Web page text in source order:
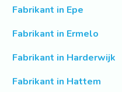
Fabrikant in Epe
Fabrikant in Ermelo
Fabrikant in Harderwijk
Fabrikant in Hattem